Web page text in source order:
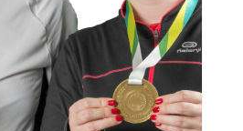
argenté
biodégradable ,bois,filet
gum.
votre visuel, logo ou